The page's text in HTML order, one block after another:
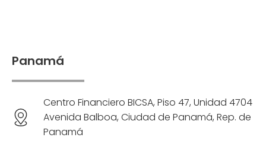
Panamá
Centro Financiero BICSA, Piso 47, Unidad 4704
Avenida Balboa, Ciudad de Panamá, Rep. de
Panamá